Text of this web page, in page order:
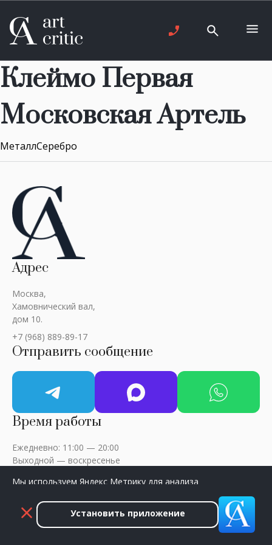
Клеймо Первая
Московская Артель
МеталлСеребро
Адрес
Москва,
Хамовнический вал,
дом 10.
+7 (968) 889-89-17
Отправить сообщение
Время работы
Ежедневно: 11:00 — 20:00
Выходной — воскресенье
ART-CRITIC © 2018 - 2026 / Все права защищены
Установить приложение
Мы используем Яндекс Метрику для анализа
разрешить сбор данных.